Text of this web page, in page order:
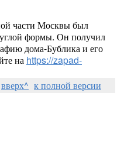
части Москвы был
формы. Он получил
дома-Бублика и его
на https://zapad-
вверх^ к полной версии